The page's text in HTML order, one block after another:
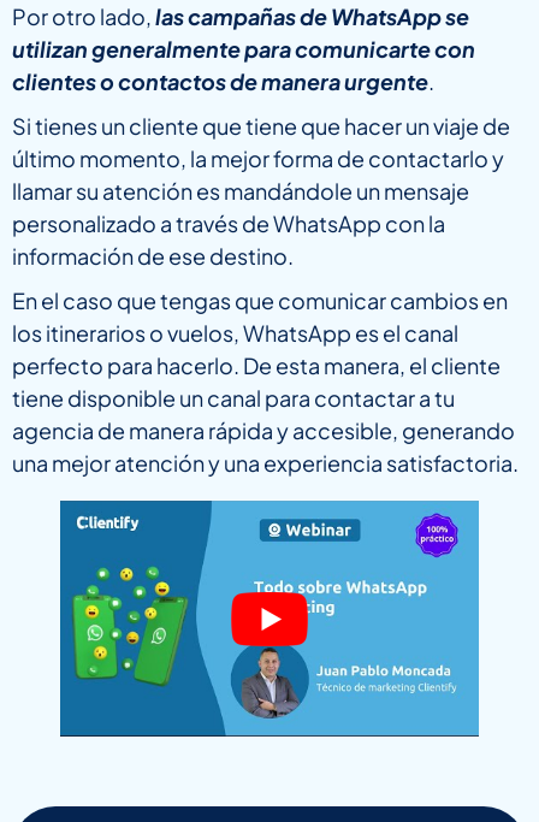
Por otro lado,las campañas de WhatsApp se
utilizan generalmente para comunicarte con
clientes o contactos de manera urgente.
Si tienes un cliente que tiene que hacer un viaje de
último momento, la mejor forma de contactarlo y
llamar su atención es mandándole un mensaje
personalizado a través de WhatsApp con la
información de ese destino.
En el caso que tengas que comunicar cambios en
los itinerarios o vuelos, WhatsApp es el canal
perfecto para hacerlo. De esta manera, el cliente
tiene disponible un canal para contactar a tu
agencia de manera rápida y accesible, generando
una mejor atención y una experiencia satisfactoria.